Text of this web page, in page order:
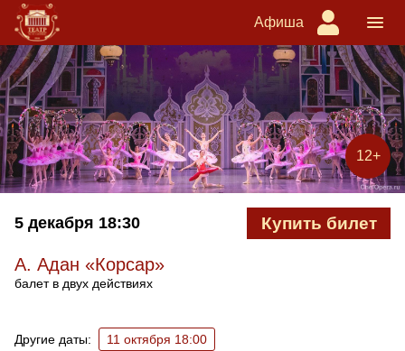
Афиша
12+
5 декабря 18:30 Купить билет
А. Адан «Корсар»
балет в двух действиях
Другие даты: 11 октября 18:00